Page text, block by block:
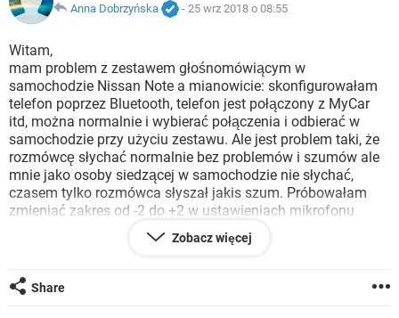
WINDOWS 10
INSTAGRAM
WINDOWS 10
GRY WHATSAPP
INSTAGRAM FACEBOOK
WINDOWS 10
COVID-19
GRY
SPOTIFY NETFLIX
INSTAGRAM FACEBOOK
WINDOWS 10
Anna Dobrzyńska
- 25 wrz 2018 o 08:55
Witam,
mam problem z zestawem głośnomówiącym w
samochodzie Nissan Note a mianowicie: skonfigurowałam
telefon poprzez Bluetooth, telefon jest połączony z MyCar
itd, można normalnie i wybierać połączenia i odbierać w
samochodzie przy użyciu zestawu. Ale jest problem taki, że
rozmówcę słychać normalnie bez problemów i szumów ale
mnie jako osoby siedzącej w samochodzie nie słychać,
czasem tylko rozmówca słyszał jakis szum. Próbowałam
zmieniać zakres od -2 do +2 w ustawieniach mikrofonu
podczas połączenia ale to nic nie pomagało. W czym może
być problem? Dodam, że jako telefonu używałam iPhone SE
jest po prostu problem z moim telefonem. Ale nie, na
żadnym nie słychać osoby w samochodzie.
Zobacz więcej
Share